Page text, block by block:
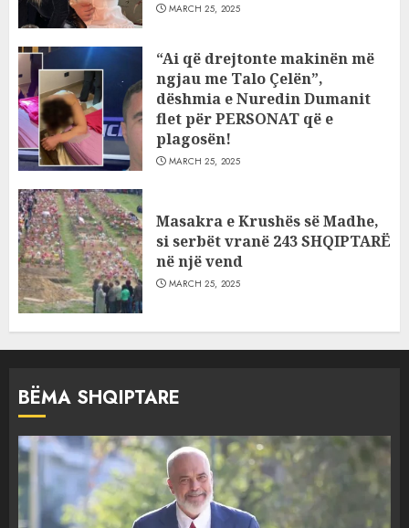
MARCH 25, 2025
“Ai që drejtonte makinën më
ngjau me Talo Çelën”,
dëshmia e Nuredin Dumanit
flet për PERSONAT që e
plagosën!
MARCH 25, 2025
Masakra e Krushës së Madhe,
si serbët vranë 243 SHQIPTARË
në një vend
MARCH 25, 2025
BËMA SHQIPTARE